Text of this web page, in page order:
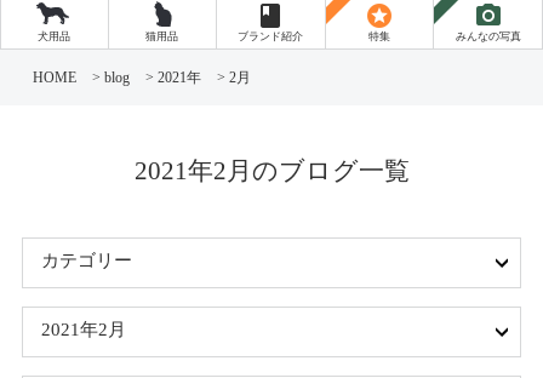
犬用品 猫用品
book
ブランド紹介
stars
特集
photo_camera
みんなの写真
HOME > blog > 2021年 > 2月
2021年2月のブログ一覧
カテゴリー
2021年2月